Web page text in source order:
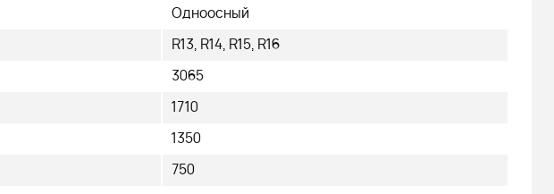
Одноосный
R13, R14, R15, R16
3065
1710
1350
750